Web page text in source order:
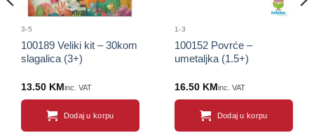
3-5
100189 Veliki kit – 30kom
slagalica (3+)
13.50 KM inc. VAT
Dodaj u korpu
1-3
100152 Povrće –
umetaljka (1.5+)
16.50 KM inc. VAT
Dodaj u korpu